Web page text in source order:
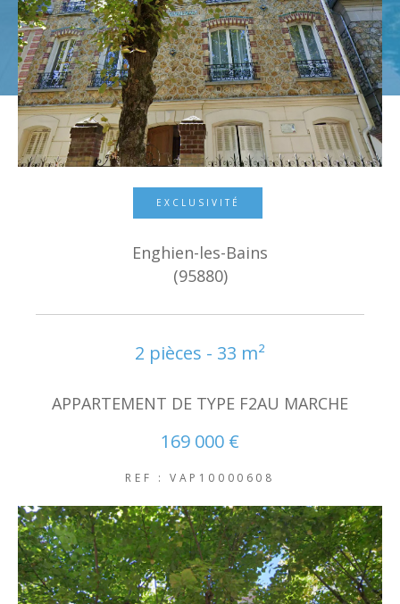
EXCLUSIVITÉ
Enghien-les-Bains
(95880)
2 pièces - 33 m²
APPARTEMENT DE TYPE F2AU MARCHE
169 000 €
REF : VAP10000608
Budget
Surface
Surface
Pièces
Pièces
AFFINER LES CRITÈRES
FILTRER PAR